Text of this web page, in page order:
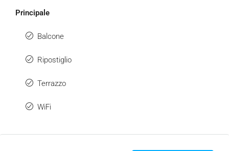
Principale
Balcone
Ripostiglio
Terrazzo
WiFi